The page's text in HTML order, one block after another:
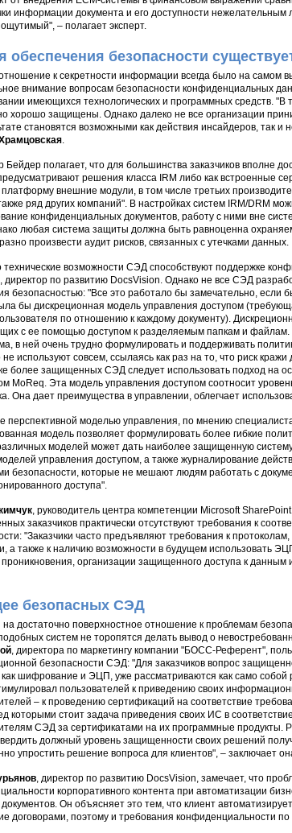
информации документа и его доступности
– полагает эксперт.
обеспечения безопасности
к секретности информации всегда было на самом
внимание вопросам безопасности конфиденциальных
имеющихся технологических и программных средств.
хорошо защищены. Однако далеко не все организации
становятся возможными как действия инсайдеров,
.
Бейдер полагает, что для большинства заказчиков вполне
решения класса IRM либо как встроенные
внешние модули, в том числе третьих
ряд других компаний". В настройках систем IRM/DRM
конфиденциальных документов, работу с ними вне
любая система защиты должна быть равноценна
произвести аудит рисков, связанных с утечками данных.
технические возможности СЭД способствуют поддержке
, директор по развитию DocsVision. Однако не все СЭД
безопасностью: "Все это работало бы замечательно, если
бы дискреционная модель управления доступом
по отношению к каждому документу).
с ее помощью доступом к разделяемым папкам и файлам.
в ней очень трудно формулировать и поддерживать
не используют совсем, ссылаясь как раз на то, что риск
более защищенных СЭД следует использовать подход на
MoReq. Эта модель управления доступом соотносит
Она дает преимущества в управлении, облегчает
перспективной моделью управления, по мнению
модель позволяет формулировать более гибкие
моделей может дать наиболее защищенную
управления доступом, а также журналирование
безопасности, которые не мешают людям работать с
доступа".
, руководитель центра компетенции Microsoft
заказчиков практически отсутствуют требования к
"Заказчики часто предъявляют требования к
а также к наличию возможности в будущем использовать
организации защищенного доступа к данным
безопасных СЭД
на достаточно поверхностное отношение к проблемам
систем не торопятся делать вывод о
, директора по маркетингу компании "БОСС-Референт",
безопасности СЭД: "Для заказчиков вопрос
как шифрование и ЭЦП, уже рассматриваются как само
пользователей к приведению своих
– к проведению сертификаций на соответствие
которыми стоит задача приведения своих ИС в
СЭД за сертификатами на их программные продукты.
должный уровень защищенности своих решений
упростить решение вопроса для клиентов", – заключает
, директор по развитию DocsVision, замечает, что
корпоративного контента при автоматизации
Он объясняет это тем, что клиент
договорами, поэтому и требования конфиденциальности